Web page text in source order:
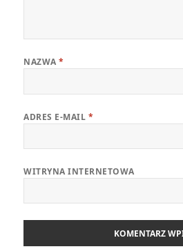
NAZWA*
ADRES E-MAIL *
WITRYNA INTERNETOWA